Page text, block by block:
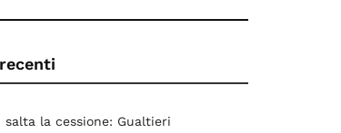
salta la cessione: Gualtieri